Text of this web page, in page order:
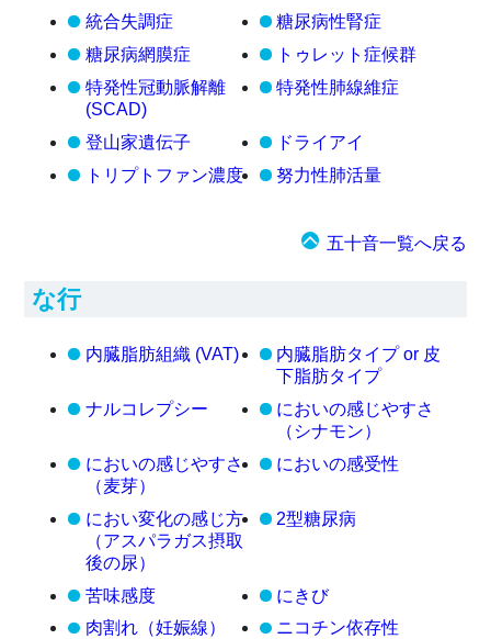
統合失調症
糖尿病性腎症
糖尿病網膜症
トゥレット症候群
特発性冠動脈解離
(SCAD)
特発性肺線維症
登山家遺伝子
ドライアイ
トリプトファン濃度
努力性肺活量
五十音一覧へ戻る
な行
内臓脂肪組織 (VAT)
内臓脂肪タイプ or 皮
下脂肪タイプ
ナルコレプシー
においの感じやすさ
（シナモン）
においの感じやすさ
（麦芽）
においの感受性
におい変化の感じ方
（アスパラガス摂取
後の尿）
2型糖尿病
苦味感度
にきび
肉割れ（妊娠線）
ニコチン依存性